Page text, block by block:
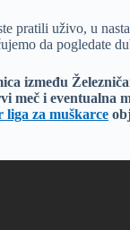
pratili uživo, u
da pogledate
između
meč i eventualna
liga za muškarce